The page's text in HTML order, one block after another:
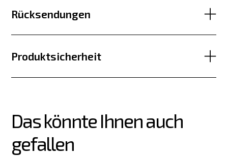
Rücksendungen
Produktsicherheit
Das könnte Ihnen auch
gefallen